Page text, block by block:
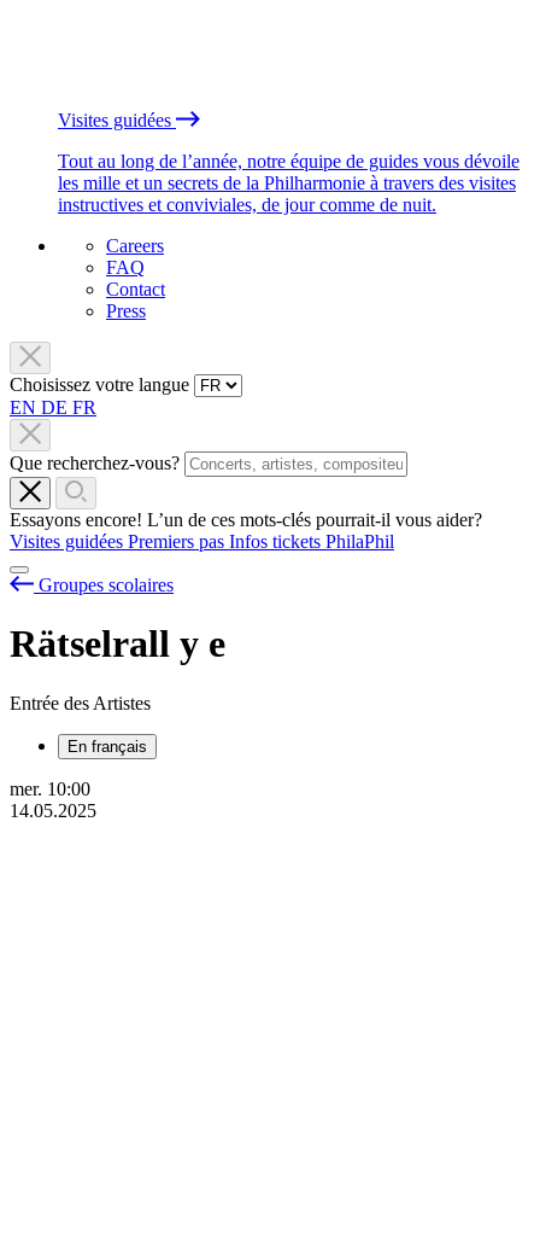
Visites guidées
Tout au long de l’année, notre équipe de guides vous dévoile
les mille et un secrets de la Philharmonie à travers des visites
instructives et conviviales, de jour comme de nuit.
Careers
FAQ
Contact
Press
Choisissez votre langue
EN DE FR
Que recherchez-vous?
Essayons encore! L’un de ces mots-clés pourrait-il vous aider?
Visites guidées Premiers pas Infos tickets PhilaPhil
Groupes scolaires
Rätselrall y e
Entrée des Artistes
En français
mer. 10:00
14.05.2025